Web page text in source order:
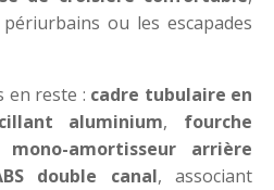
ou les escapades
en reste : cadre tubulaire en
aluminium, fourche
mono-amortisseur arrière
double canal, associant